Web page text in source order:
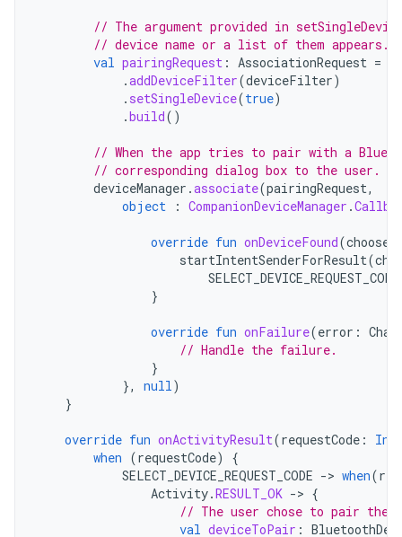
// The argument provided in
// device name or a list of them appears.
val pairingRequest : AssociationRequest =
.addDeviceFilter(deviceFilter)
. setSingleDevice(true)
.build()
// When the app tries to pair with a
// corresponding dialog box to the user.
deviceManager .associate(pairingRequest,
object
: CompanionDeviceManager .
override fun onDeviceFound(
startIntentSenderForResult(
SELECT_DEVICE_REQUEST_CODE
}
override fun onFailure(error :
// Handle the failure.
}
},
null )
}
override fun onActivityResult(requestCode : Int
when (requestCode)
{
SELECT_DEVICE_REQUEST_CODE -> when(
Activity.RESULT_OK -> {
// The user chose to pair the
val deviceToPair :